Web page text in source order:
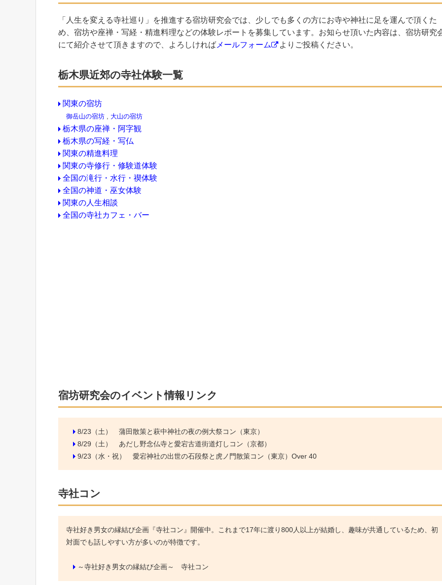
「人生を変える寺社巡り」を推進する宿坊研究会では、少しでも多くの方にお寺や神社に足を運んで頂くた
め、宿坊や座禅・写経・精進料理などの体験レポートを募集しています。お知らせ頂いた内容は、宿坊研究
にて紹介させて頂きますので、よろしければ メールフォーム よりご投稿ください。
栃木県近郊の寺社体験一覧
関東の宿坊
御岳山の宿坊 大山の宿坊
栃木県の座禅・阿字観
栃木県の写経・写仏
関東の精進料理
関東の寺修行・修験道体験
全国の滝行・水行・禊体験
全国の神道・巫女体験
関東の人生相談
全国の寺社カフェ・バー
宿坊研究会のイベント情報リンク
8/23（土） 蒲田散策と萩中神社の夜の例大祭コン（東京）
8/29（土） あだし野念仏寺と愛宕古道街道灯しコン（京都）
9/23（水・祝） 愛宕神社の出世の石段祭と虎ノ門散策コン（東京）Over 40
寺社コン
寺社好き男女の縁結び企画『寺社コン』開催中。これまで17年に渡り800人以上が結婚し、趣味が共通しているため、初
対面でも話しやすい方が多いのが特徴です。
～寺社好き男女の縁結び企画～ 寺社コン